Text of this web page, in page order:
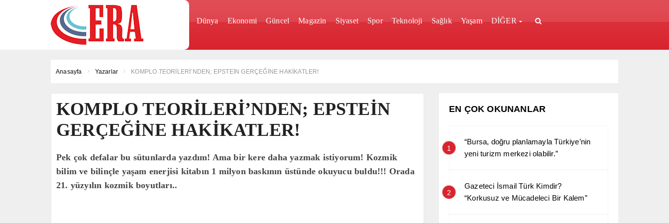
Dünya Ekonomi Güncel Magazin Siyaset Spor Teknoloji Sağlık Yaşam DİĞER
Anasayfa Yazarlar KOMPLO TEORİLERİ’NDEN; EPSTEİN GERÇEĞİNE HAKİKATLER!
KOMPLO TEORİLERİ’NDEN; EPSTEİN
GERÇEĞİNE HAKİKATLER!
Pek çok defalar bu sütunlarda yazdım! Ama bir kere daha yazmak istiyorum! Kozmik
bilim ve bilinçle yaşam enerjisi kitabın 1 milyon baskının üstünde okuyucu buldu!!! Orada
21. yüzyılın kozmik boyutları..
EN ÇOK OKUNANLAR
1
“Bursa, doğru planlamayla Türkiye’nin
yeni turizm merkezi olabilir.”
2
Gazeteci İsmail Türk Kimdir?
“Korkusuz ve Mücadeleci Bir Kalem”